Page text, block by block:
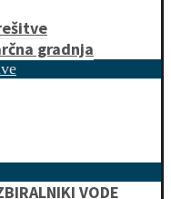
gradnja
VODE